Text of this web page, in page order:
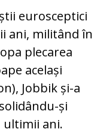
eurosceptici
ani, militând în
plecarea
același
Jobbik și-a
și
ultimii ani.